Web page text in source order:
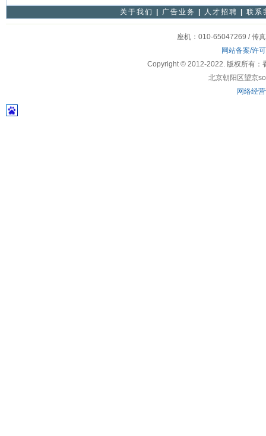
关于我们 广告业务 人才招聘 联系
座机：010-65047269 / 传
网站备案/许
Copyright © 2012-2022. 版权所有：
北京朝阳区望京
网络经